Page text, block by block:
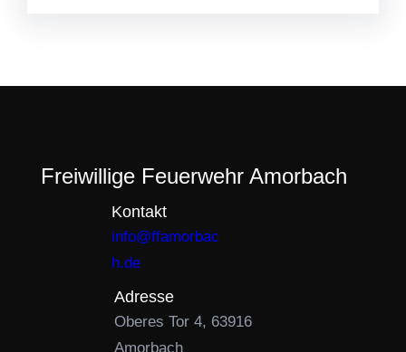
Freiwillige Feuerwehr Amorbach
Kontakt
info@ffamorbac
h.de
Adresse
Oberes Tor 4, 63916
Amorbach